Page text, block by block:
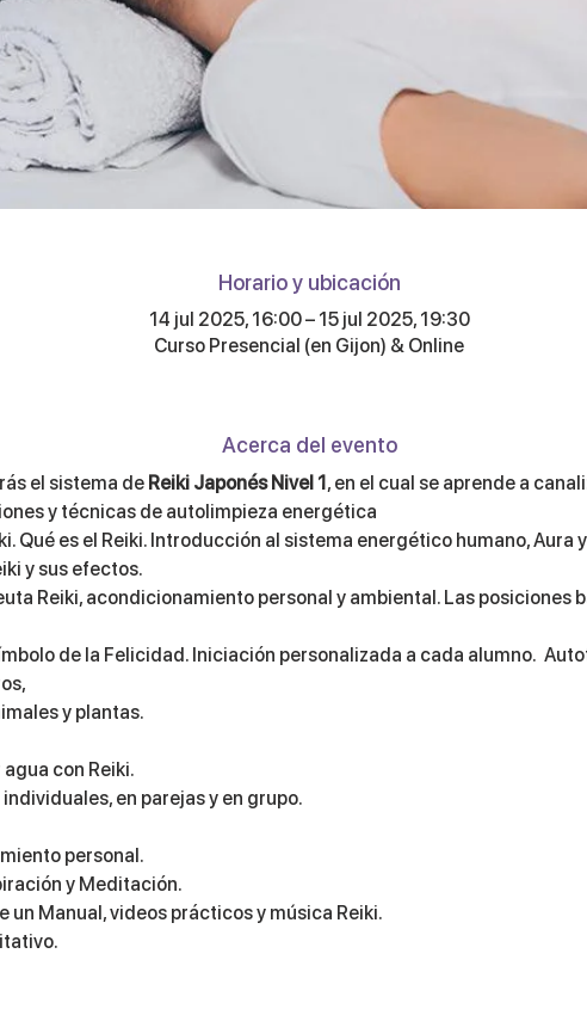
Horario y ubicación
14 jul 2025, 16:00 – 15 jul 2025, 19:30
Curso Presencial (en Gijon) & Online
Acerca del evento
el sistema de Reiki Japonés Nivel 1, en el cual se aprende a
y técnicas de autolimpieza energética
Qué es el Reiki. Introducción al sistema energético humano, Aura
y sus efectos.
Reiki, acondicionamiento personal y ambiental. Las posiciones
de la Felicidad. Iniciación personalizada a cada alumno.
y plantas.
con Reiki.
en parejas y en grupo.
personal.
y Meditación.
un Manual, videos prácticos y música Reiki.